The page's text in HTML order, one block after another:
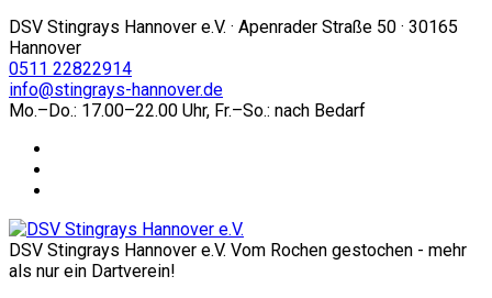
DSV Stingrays Hannover e.V. · Apenrader Straße 50 · 30165
Hannover
0511 22822914
info@stingrays-hannover.de
Mo.–Do.: 17.00–22.00 Uhr, Fr.–So.: nach Bedarf
DSV Stingrays Hannover e.V. Vom Rochen gestochen - mehr
als nur ein Dartverein!